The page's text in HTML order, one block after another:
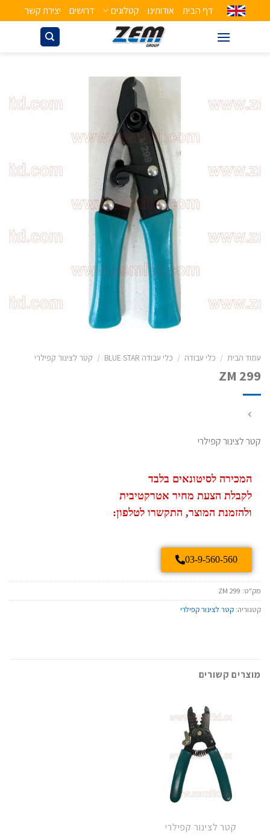
דף הבית אודותינו קטלוגים דרושים יצירת קשר
עמוד הבית / כלי עבודה / כלי עבודה BLUE STAR / קטר לצינור קפילרי
ZM 299
קטר לצינור קפילרי
המכירה לסיטונאים בלבד
לקבלת הצעת מחיר אטרקטיבית
ולהזמנת המוצר, התקשרו לטלפון:
03-9-560-560
מק"ט: ZM 299
קטגוריה: קטר לצינור קפילרי
מוצרים קשורים
קטר לצינור קפילרי